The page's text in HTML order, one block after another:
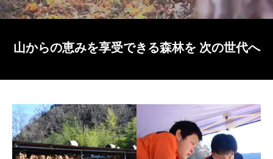
山からの恵みを享受できる森林を 次の世代へ